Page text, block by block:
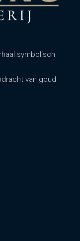
symbolisch
van goud